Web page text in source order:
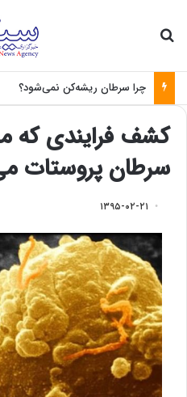
چرا سرطان ریشه‌کن نمی‌شود؟
کشف فرایندی که
سرطان پروستات
۱۳۹۵-۰۲-۲۱